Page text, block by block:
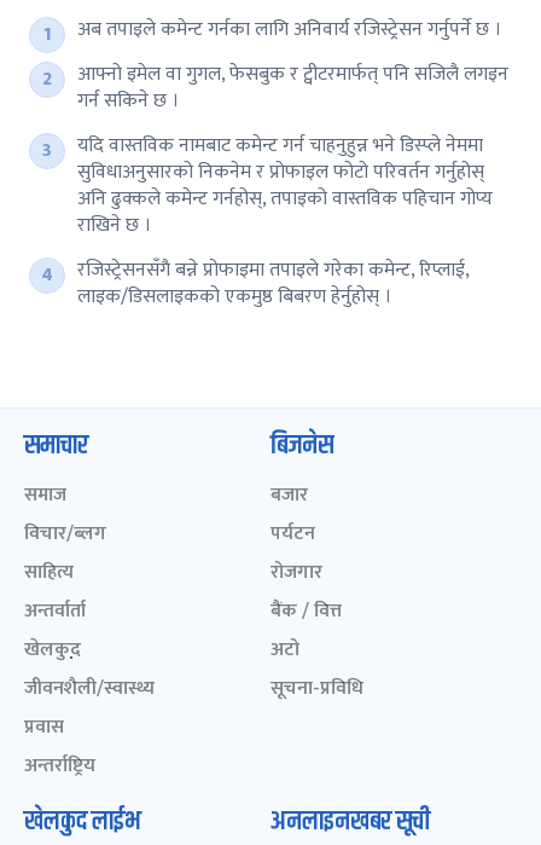
अब तपाइले कमेन्ट गर्नका लागि अनिवार्य रजिस्ट्रेसन गर्नुपर्ने छ ।
आफ्नो इमेल वा गुगल, फेसबुक र ट्वीटरमार्फत् पनि सजिलै लगइन
गर्न सकिने छ ।
यदि वास्तविक नामबाट कमेन्ट गर्न चाहनुहुन्न भने डिस्प्ले नेममा
सुविधाअनुसारको निकनेम र प्रोफाइल फोटो परिवर्तन गर्नुहोस्
अनि ढुक्कले कमेन्ट गर्नहोस्, तपाइको वास्तविक पहिचान गोप्य
राखिने छ ।
रजिस्ट्रेसनसँगै बन्ने प्रोफाइमा तपाइले गरेका कमेन्ट, रिप्लाई,
लाइक/डिसलाइकको एकमुष्ठ बिबरण हेर्नुहोस् ।
समाचार
समाज
विचार/ब्लग
साहित्य
अन्तर्वार्ता
खेलकुद़़
जीवनशैली/स्वास्थ्य
प्रवास
अन्तर्राष्ट्रिय
बिजनेस
बजार
पर्यटन
रोजगार
बैंक / वित्त
अटो
सूचना-प्रविधि
खेलकुद लाईभ अनलाइनखबर सूची